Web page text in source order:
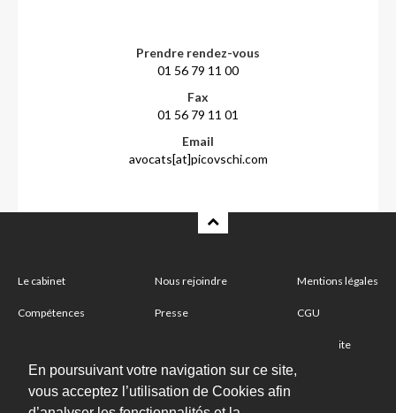
En poursuivant votre navigation sur ce site,
vous acceptez l’utilisation de Cookies afin
Prendre rendez-vous
01 56 79 11 00
Fax
01 56 79 11 01
Email
avocats[at]picovschi.com
Le cabinet
Compétences
Nous rejoindre
Presse
Mentions légales
CGU
Plan du site
Abonnez-vous à notre newsletter